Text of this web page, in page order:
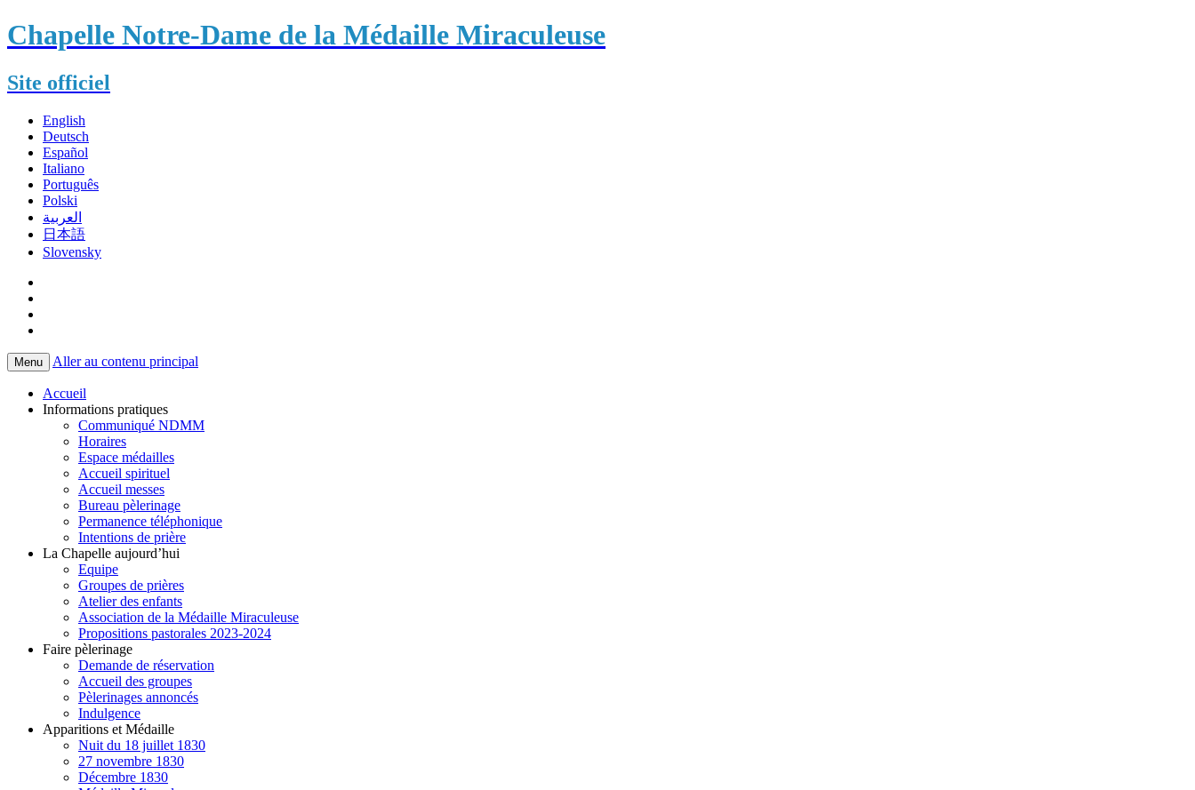
Chapelle Notre-Dame de la Médaille Miraculeuse
Site officiel
English
Deutsch
Español
Italiano
Português
Polski
العربية
日本語
Slovensky
Menu Aller au contenu principal
Accueil
Informations pratiques
Communiqué NDMM
Horaires
Espace médailles
Accueil spirituel
Accueil messes
Bureau pèlerinage
Permanence téléphonique
Intentions de prière
La Chapelle aujourd’hui
Equipe
Groupes de prières
Atelier des enfants
Association de la Médaille Miraculeuse
Propositions pastorales 2023-2024
Faire pèlerinage
Demande de réservation
Accueil des groupes
Pèlerinages annoncés
Indulgence
Apparitions et Médaille
Nuit du 18 juillet 1830
27 novembre 1830
Décembre 1830